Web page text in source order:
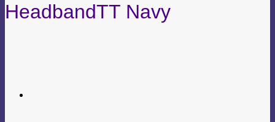
HeadbandTT Navy